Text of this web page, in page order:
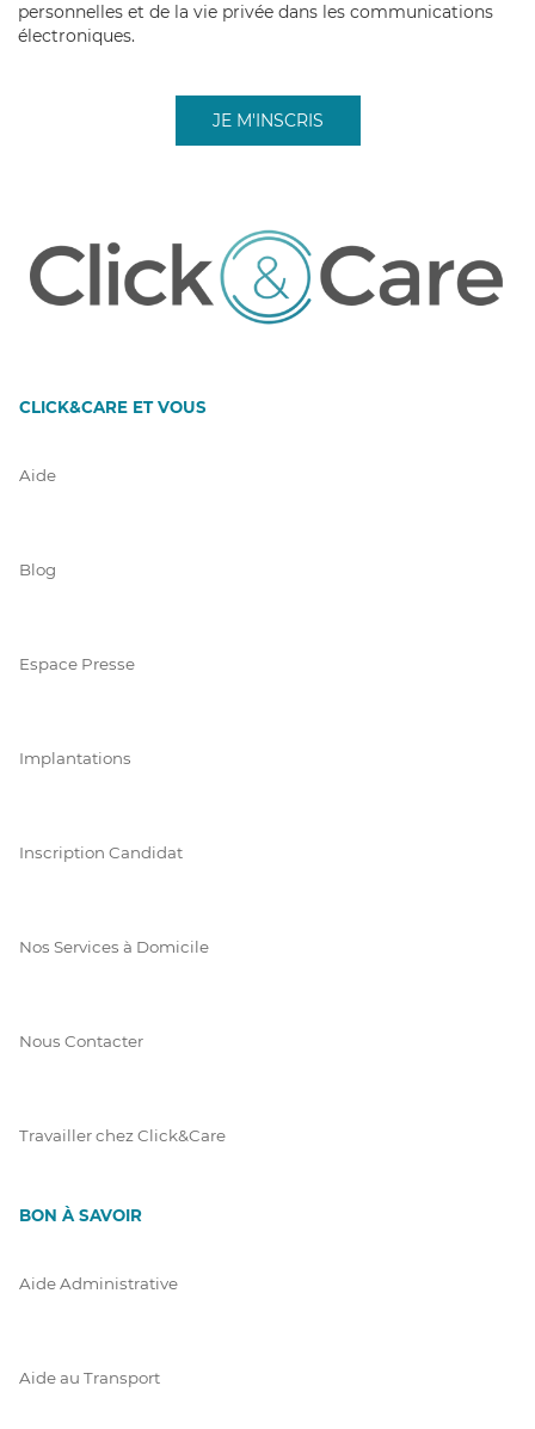
personnelles et de la vie privée dans les communications
électroniques.
JE M'INSCRIS
CLICK&CARE ET VOUS
Aide
Blog
Espace Presse
Implantations
Inscription Candidat
Nos Services à Domicile
Nous Contacter
Travailler chez Click&Care
BON À SAVOIR
Aide Administrative
Aide au Transport